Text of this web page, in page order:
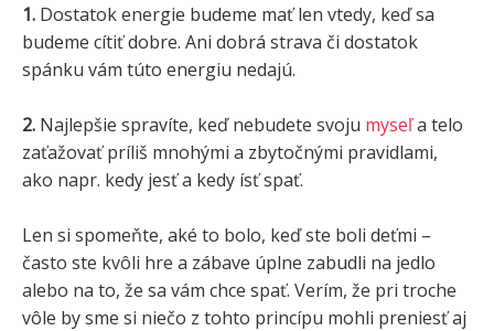
1. Dostatok energie budeme mať len vtedy, keď sa
budeme cítiť dobre. Ani dobrá strava či dostatok
spánku vám túto energiu nedajú.
2. Najlepšie spravíte, keď nebudete svoju myseľa telo
zaťažovať príliš mnohými a zbytočnými pravidlami,
ako napr. kedy jesť a kedy ísť spať.
Len si spomeňte, aké to bolo, keď ste boli deťmi –
často ste kvôli hre a zábave úplne zabudli na jedlo
alebo na to, že sa vám chce spať. Verím, že pri troche
vôle by sme si niečo z tohto princípu mohli preniesť aj